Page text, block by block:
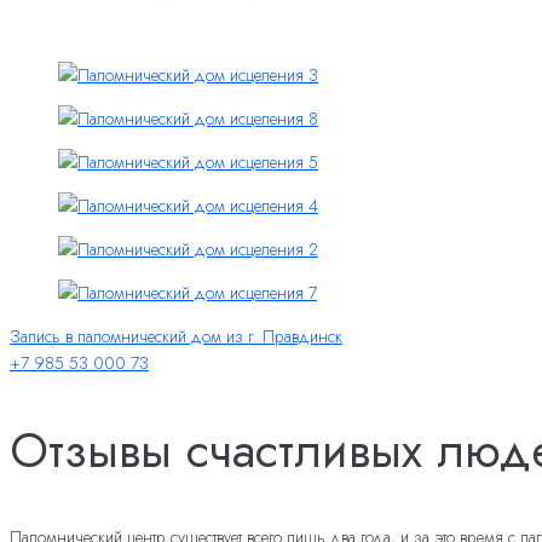
Запись в паломнический дом из г. Правдинск
+7 985 53 000 73
Отзывы счастливых